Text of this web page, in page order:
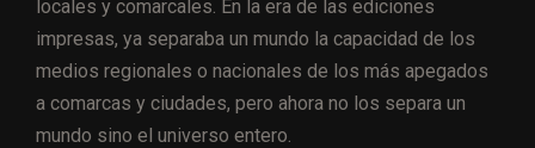
locales y comarcales. En la era de las ediciones
impresas, ya separaba un mundo la capacidad de los
medios regionales o nacionales de los más apegados
a comarcas y ciudades, pero ahora no los separa un
mundo sino el universo entero.